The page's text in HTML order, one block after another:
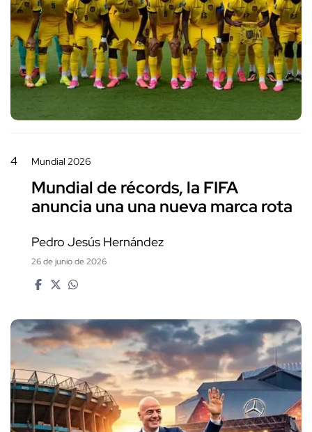
4 Mundial 2026
Mundial de récords, la FIFA
anuncia una una nueva marca rota
Pedro Jesús Hernández
26 de junio de 2026